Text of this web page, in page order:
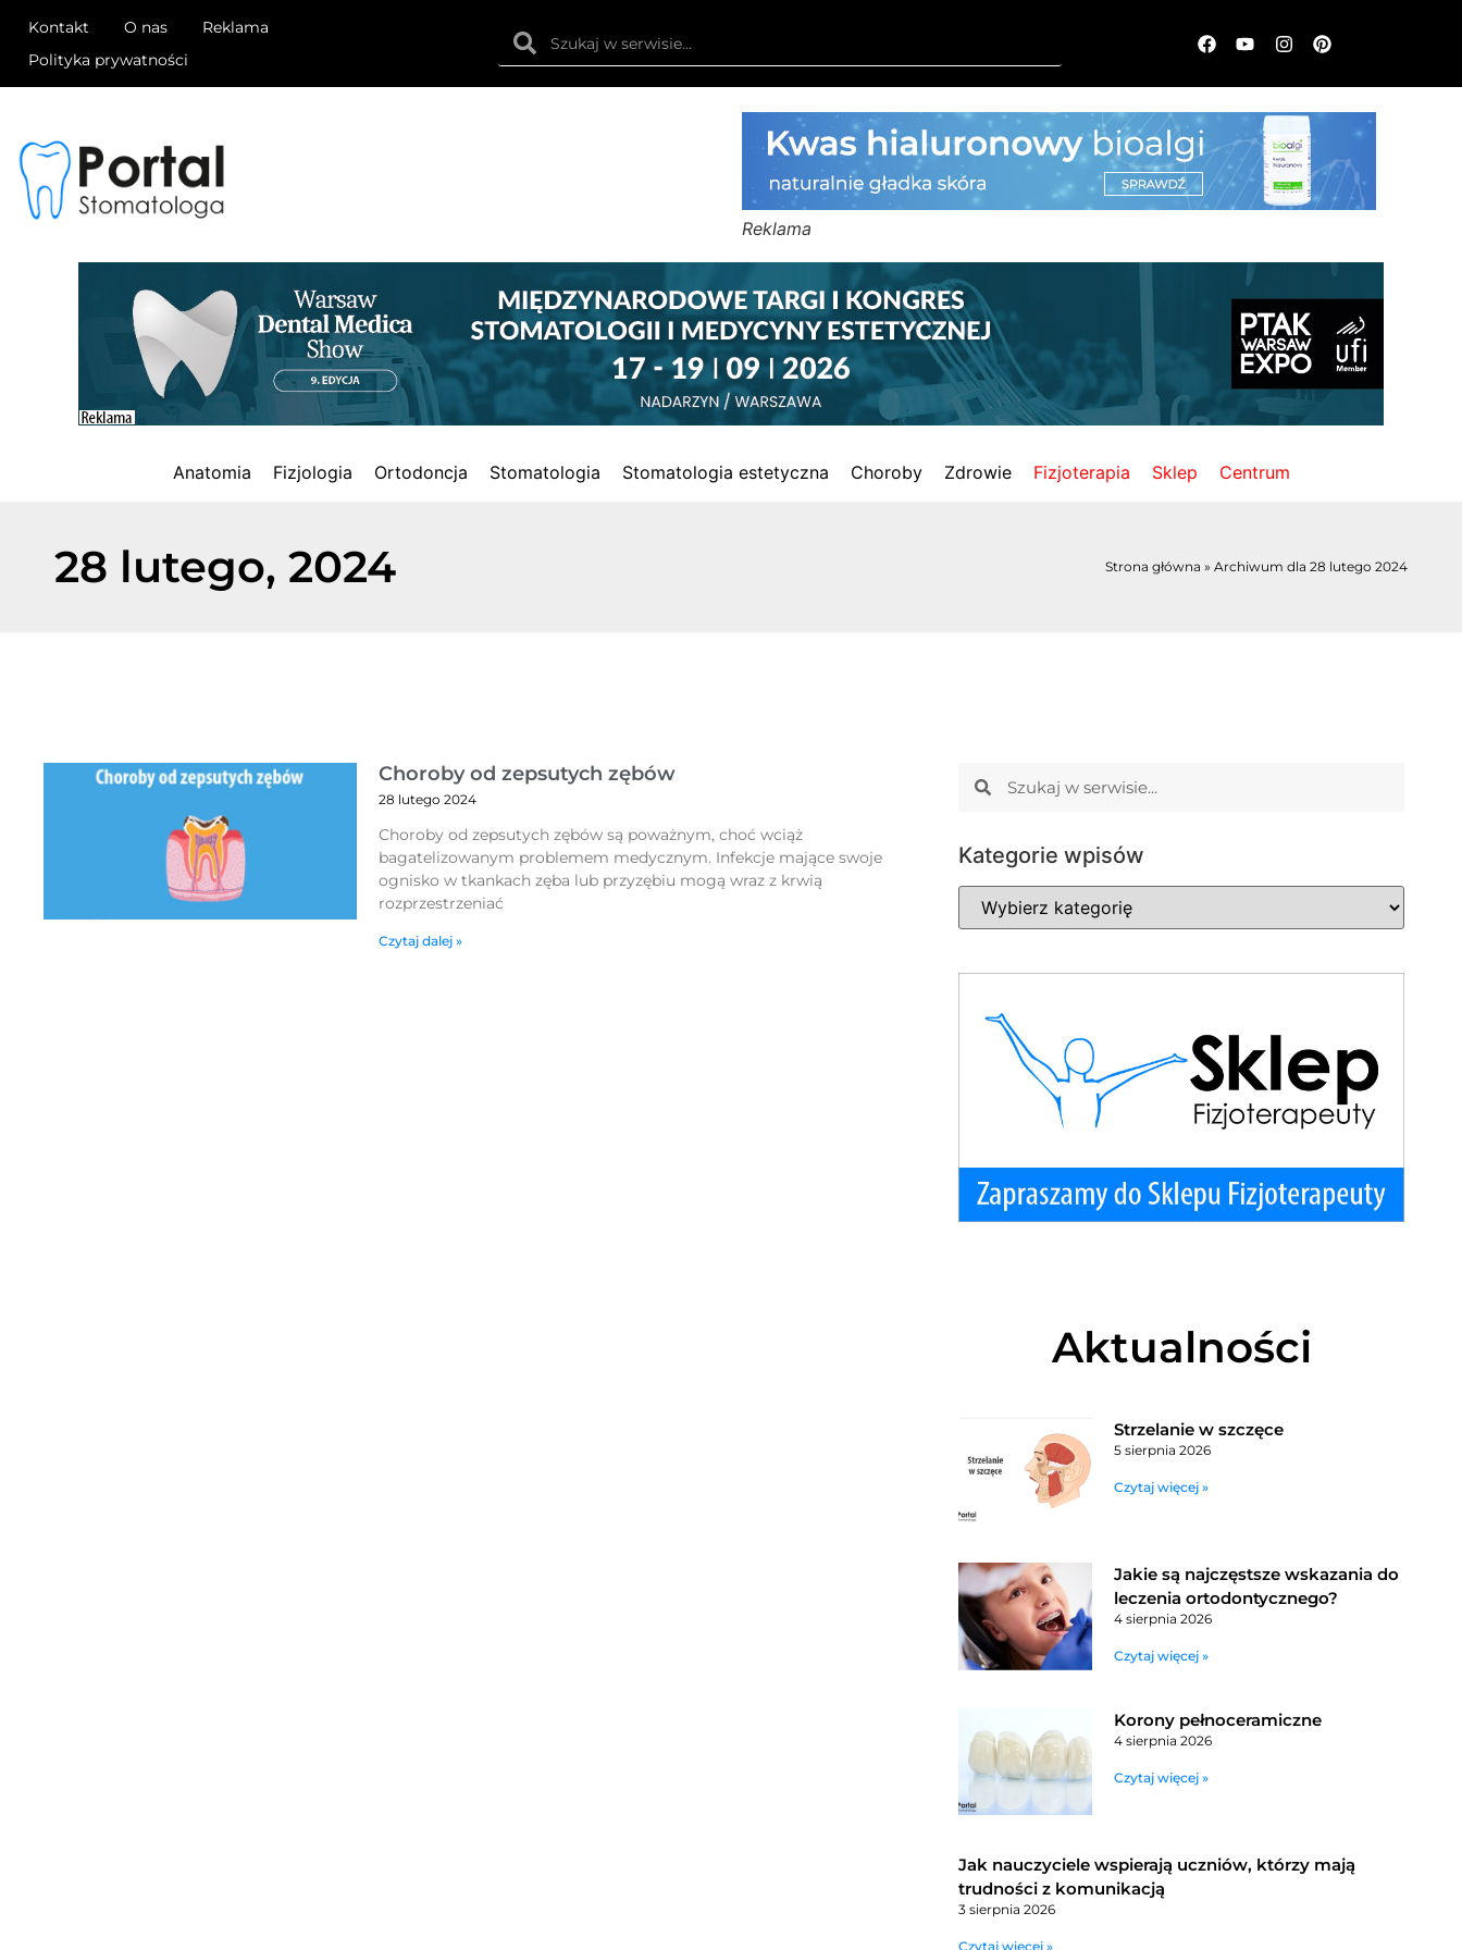
Kontakt O nas
Reklama
Polityka prywatności
Reklama
Anatomia Fizjologia Ortodoncja Stomatologia Stomatologia estetyczna Choroby Zdrowie Fizjoterapia Sklep Centrum
28 lutego, 2024 Strona główna » Archiwum dla 28 lutego 2024
Choroby od zepsutych zębów
28 lutego 2024
Choroby od zepsutych zębów są poważnym, choć wciąż
bagatelizowanym problemem medycznym. Infekcje mające swoje
ognisko w tkankach zęba lub przyzębiu mogą wraz z krwią
rozprzestrzeniać
Czytaj dalej »
Kategorie wpisów
Aktualności
Strzelanie w szczęce
5 sierpnia 2026
Czytaj więcej »
Jakie są najczęstsze wskazania do
leczenia ortodontycznego?
4 sierpnia 2026
Czytaj więcej »
Korony pełnoceramiczne
4 sierpnia 2026
Czytaj więcej »
Jak nauczyciele wspierają uczniów, którzy mają
trudności z komunikacją
3 sierpnia 2026
Czytaj więcej »